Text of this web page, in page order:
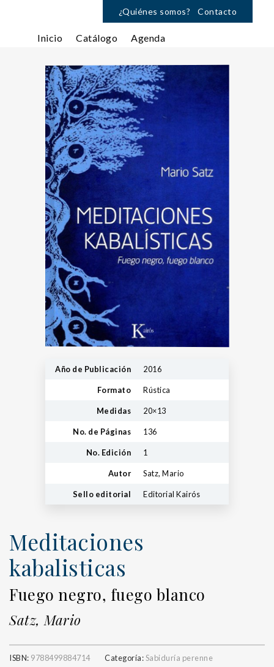
¿Quiénes somos? Contacto
Inicio Catálogo Agenda
Año de Publicación 2016
Formato Rústica
Medidas 20×13
No. de Páginas 136
No. Edición 1
Autor Satz, Mario
Sello editorial Editorial Kairós
Meditaciones
kabalisticas
Fuego negro, fuego blanco
Satz, Mario
ISBN: 9788499884714 Categoría:Sabiduría perenne